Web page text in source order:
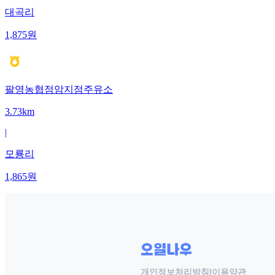
대곡리
1,875원
팔영농협점암지점주유소
3.73km
|
모룡리
1,865원
개인정보처리방침 |이용약관